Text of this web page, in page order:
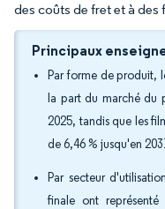
des coûts de fret et à
Principaux
Par forme de produit,
la part du marché du
2025, tandis que les
de 6,46 % jusqu'en
Par secteur
finale ont